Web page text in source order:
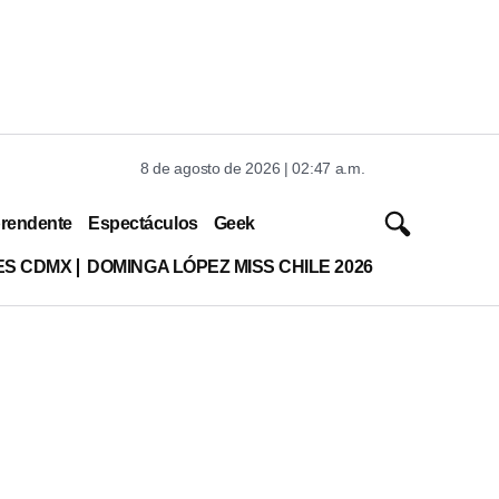
8 de agosto de 2026 | 02:47 a.m.
Espectáculos Geek
CDMX DOMINGA LÓPEZ MISS CHILE 2026